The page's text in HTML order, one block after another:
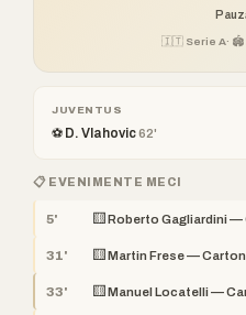
🇮🇹 Serie A· 🏟️
JUVENTUS
⚽ D. Vlahovic62'
📋 EVENIMENTE MECI
5' 🟨 Roberto Gagliardini —
31' 🟨 Martin Frese —
33' 🟨 Manuel Locatelli —